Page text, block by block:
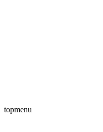
topmenu